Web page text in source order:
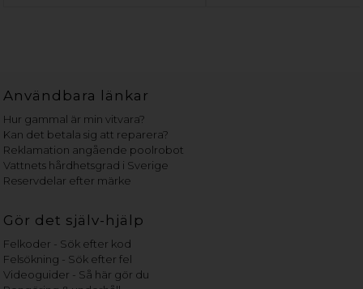
Användbara länkar
Hur gammal är min vitvara?
Kan det betala sig att reparera?
Reklamation angående poolrobot
Vattnets hårdhetsgrad i Sverige
Reservdelar efter märke
Gör det själv-hjälp
Felkoder - Sök efter kod
Felsökning - Sök efter fel
Videoguider - Så här gör du